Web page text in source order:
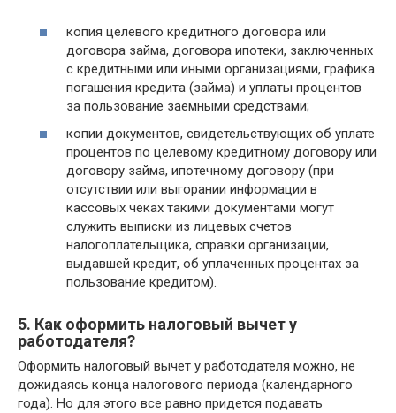
копия целевого кредитного договора или
договора займа, договора ипотеки, заключенных
с кредитными или иными организациями, графика
погашения кредита (займа) и уплаты процентов
за пользование заемными средствами;
копии документов, свидетельствующих об уплате
процентов по целевому кредитному договору или
договору займа, ипотечному договору (при
отсутствии или выгорании информации в
кассовых чеках такими документами могут
служить выписки из лицевых счетов
налогоплательщика, справки организации,
выдавшей кредит, об уплаченных процентах за
пользование кредитом).
5. Как оформить налоговый вычет у
работодателя?
Оформить налоговый вычет у работодателя можно, не
дожидаясь конца налогового периода (календарного
года). Но для этого все равно придется подавать